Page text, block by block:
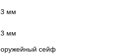
3 мм
3 мм
оружейный сейф